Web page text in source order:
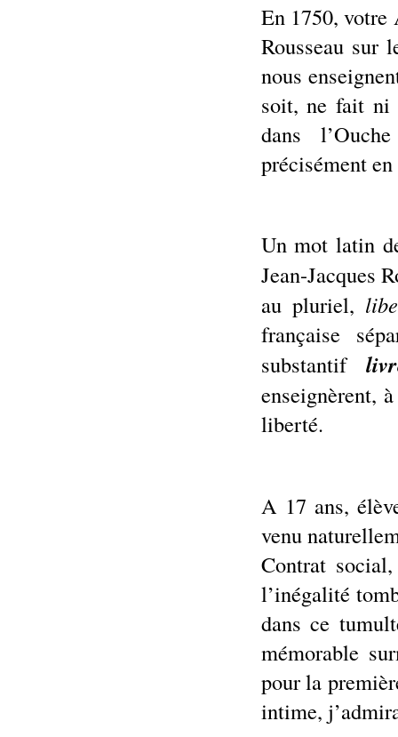
En 1750, votre
Rousseau sur
nous
soit, ne fait
dans
précisément
Un mot latin
Jean-Jacques
au pluriel,
française
substantif
enseignèrent,
liberté.
A 17 ans,
venu
Contrat
l’inégalité
dans ce
mémorable
pour la
intime,